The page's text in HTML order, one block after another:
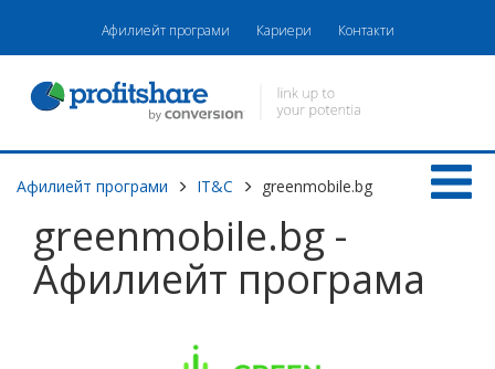
Афилиейт програми Кариери Контакти
Афилиейт програми IT&C greenmobile.bg
greenmobile.bg -
Афилиейт програма